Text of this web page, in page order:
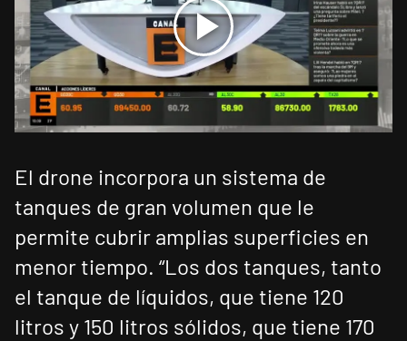
El drone incorpora un sistema de
tanques de gran volumen que le
permite cubrir amplias superficies en
menor tiempo. “Los dos tanques, tanto
el tanque de líquidos, que tiene 120
litros y 150 litros sólidos, que tiene 170